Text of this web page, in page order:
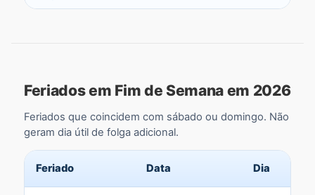
Feriados em Fim de Semana em 2026
Feriados que coincidem com sábado ou domingo. Não
geram dia útil de folga adicional.
Feriado Data Dia